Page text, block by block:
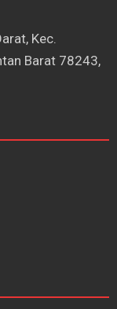
Kec.
Barat 78243,